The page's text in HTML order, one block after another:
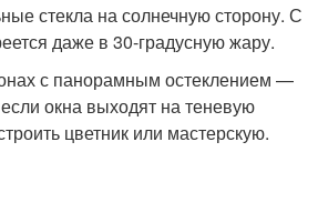
стекла на солнечную сторону. С
даже в 30-градусную жару.
с панорамным остеклением —
окна выходят на теневую
цветник или мастерскую.